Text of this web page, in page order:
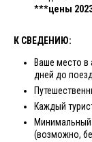
***цены
К СВЕДЕНИЮ:
Ваше место в
дней до
Каждый
Минимальный
(возможно,